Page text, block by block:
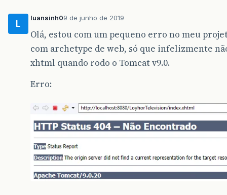
L
luansinh09 de junho de 2019
Olá, estou com um pequeno erro no meu
com archetype de web, só que infelizmente
xhtml quando rodo o Tomcat v9.0.
Erro: